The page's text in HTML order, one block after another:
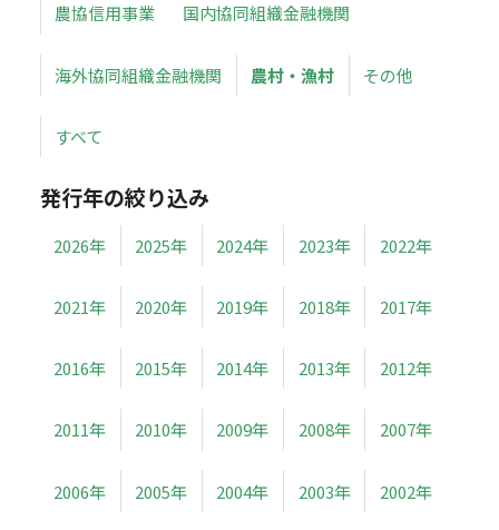
農協信用事業 国内協同組織金融機関
海外協同組織金融機関 農村・漁村 その他
すべて
発行年の絞り込み
2026年 2025年 2024年 2023年 2022年
2021年 2020年 2019年 2018年 2017年
2016年 2015年 2014年 2013年 2012年
2011年 2010年 2009年 2008年 2007年
2006年 2005年 2004年 2003年 2002年